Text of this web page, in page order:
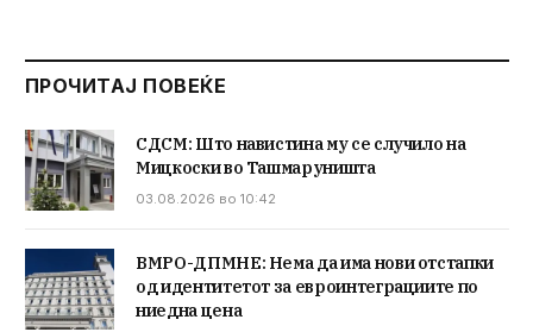
ПРОЧИТАЈ ПОВЕЌЕ
СДСМ: Што навистина му се случило на
Мицкоски во Ташмаруништа
03.08.2026 во 10:42
ВМРО-ДПМНЕ: Нема да има нови отстапки
од идентитетот за евроинтеграциите по
ниедна цена